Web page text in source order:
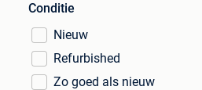
Conditie
Nieuw
Refurbished
Zo goed als nieuw